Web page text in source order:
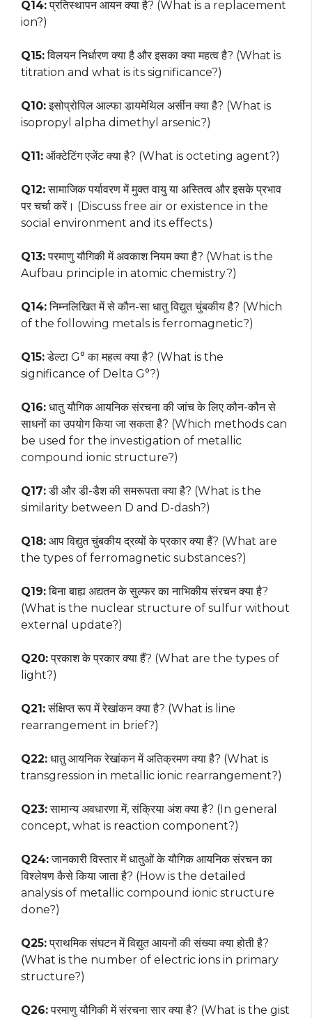
Q14:प्रतिस्थापन आयन क्या है? (What is a replacement
ion?)
Q15:विलयन निर्धारण क्या है और इसका क्या महत्व है? (What is
titration and what is its significance?)
Q10:इसोप्रोपिल आल्फा डायमेथिल अर्सीन क्या है? (What is
isopropyl alpha dimethyl arsenic?)
Q11: ऑक्टेटिंग एजेंट क्या है? (What is octeting agent?)
Q12:सामाजिक पर्यावरण में मुक्त वायु या अस्तित्व और इसके प्रभाव
पर चर्चा करें। (Discuss free air or existence in the
social environment and its effects.)
Q13:परमाणु यौगिकी में अवकाश नियम क्या है? (What is the
Aufbau principle in atomic chemistry?)
Q14:निम्नलिखित में से कौन-सा धातु विद्युत चुंबकीय है? (Which
of the following metals is ferromagnetic?)
Q15:डेल्टा G° का महत्व क्या है? (What is the
significance of Delta G°?)
Q16: धातु यौगिक आयनिक संरचना की जांच के लिए कौन-कौन से
साधनों का उपयोग किया जा सकता है? (Which methods can
be used for the investigation of metallic
compound ionic structure?)
Q17:डी और डी-डैश की समरूपता क्या है? (What is the
similarity between D and D-dash?)
Q18: आप विद्युत चुंबकीय द्रव्यों के प्रकार क्या हैं? (What are
the types of ferromagnetic substances?)
Q19:बिना बाह्य अद्यतन के सुल्फर का नाभिकीय संरचन क्या है?
(What is the nuclear structure of sulfur without
external update?)
Q20:प्रकाश के प्रकार क्या हैं? (What are the types of
light?)
Q21:संक्षिप्त रूप में रेखांकन क्या है? (What is line
rearrangement in brief?)
Q22: धातु आयनिक रेखांकन में अतिक्रमण क्या है? (What is
transgression in metallic ionic rearrangement?)
Q23:सामान्य अवधारणा में, संक्रिया अंश क्या है? (In general
concept, what is reaction component?)
Q24:जानकारी विस्तार में धातुओं के यौगिक आयनिक संरचन का
विश्लेषण कैसे किया जाता है? (How is the detailed
analysis of metallic compound ionic structure
done?)
Q25:प्राथमिक संघटन में विद्युत आयनों की संख्या क्या होती है?
(What is the number of electric ions in primary
structure?)
Q26:परमाणु यौगिकी में संरचना सार क्या है? (What is the gist